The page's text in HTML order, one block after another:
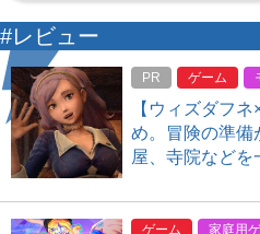
#レビュー
PR ゲーム
【ウィズダフ
め。冒険の準備
屋、寺院などを
ゲーム 家庭用